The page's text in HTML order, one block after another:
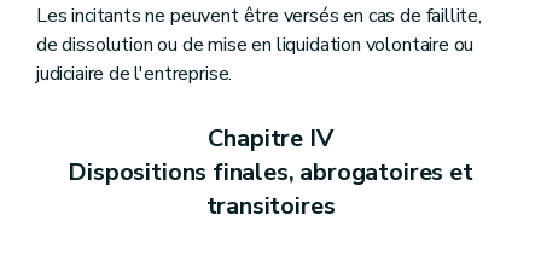
Les incitants ne peuvent être versés en cas de faillite,
de dissolution ou de mise en liquidation volontaire ou
judiciaire de l'entreprise.
Chapitre IV
Dispositions finales, abrogatoires et
transitoires